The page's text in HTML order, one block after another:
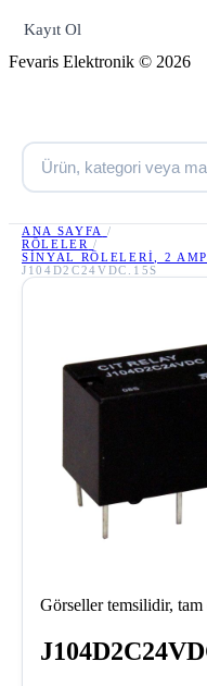
Kayıt Ol
Fevaris Elektronik © 2026
ANA SAYFA /
RÖLELER
/
SINYAL RÖLELERI, 2
J104D2C24VDC.15S
Görseller temsilidir, tam